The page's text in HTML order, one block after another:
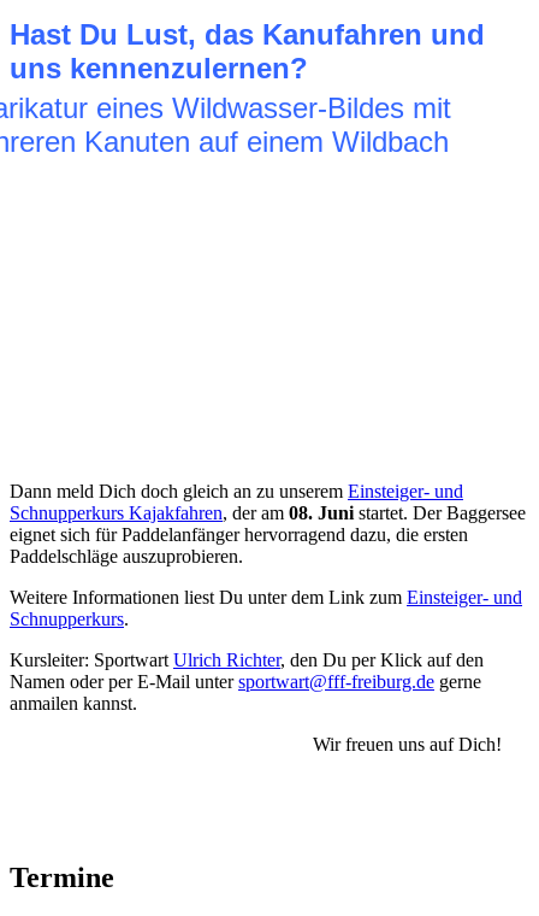
Hast Du Lust, das Kanufahren und
uns kennenzulernen?
Dann meld Dich doch gleich an zu unserem Einsteiger- und
Schnupperkurs Kajakfahren, der am 08. Juni startet. Der Baggersee
eignet sich für Paddelanfänger hervorragend dazu, die ersten
Paddelschläge auszuprobieren.
Weitere Informationen liest Du unter dem Link zum Einsteiger- und
Schnupperkurs.
Kursleiter: Sportwart Ulrich Richter, den Du per Klick auf den
Namen oder per E-Mail untersportwart@fff-freiburg.de gerne
anmailen kannst.
Wir freuen uns auf Dich!
Termine